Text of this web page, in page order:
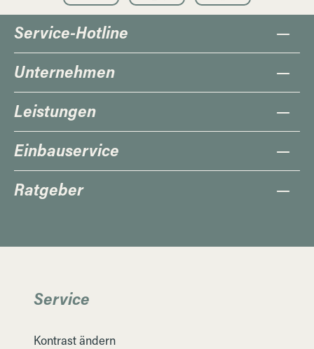
Service-Hotline
Unternehmen
Leistungen
Einbauservice
Ratgeber
Service
Kontrast ändern